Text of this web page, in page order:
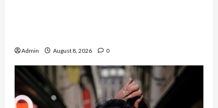
Admin August 8, 2026 0